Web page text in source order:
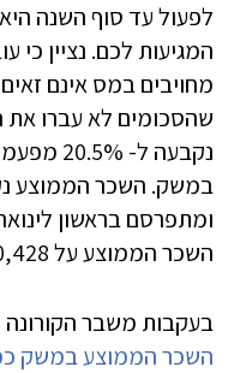
לפעול עד סוף השנה
המגיעות לכם. נציין כי
מחויבים במס אינם
שהסכומים לא עברו
נקבעה
במשק. השכר הממוצע
השכר הממוצע על 10,428 ש"ח.
בעקבות משבר
השכר הממוצע במשק כמו